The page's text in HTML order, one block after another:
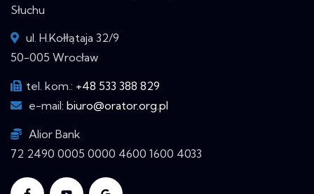
Słuchu
ul. H.Kołłątaja 32/9
50-005 Wrocław
tel. kom.: +48 533 388 829
e-mail: biuro@orator.org.pl
Alior Bank
72 2490 0005 0000 4600 1600 4033